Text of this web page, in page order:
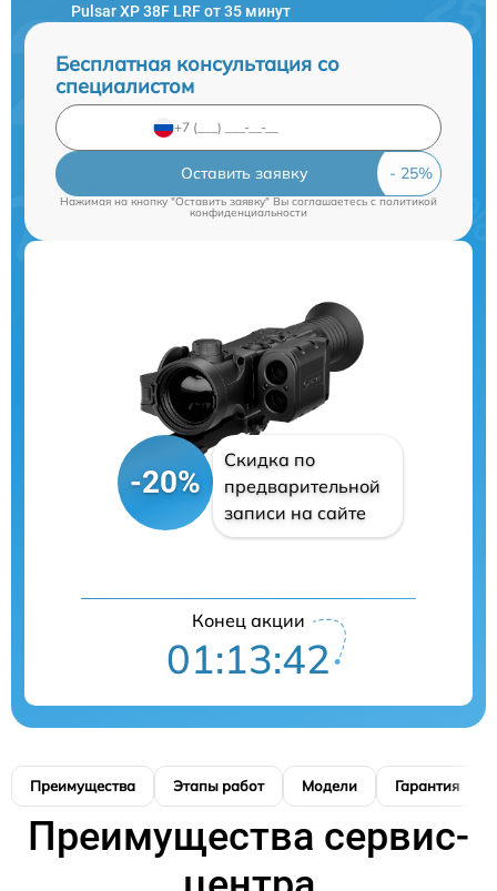
Pulsar XP 38F LRF от 35 минут
Бесплатная консультация со
специалистом
Оставить заявку
Нажимая на кнопку "Оставить заявку" Вы соглашаетесь cполитикой
конфиденциальности
-20%
Скидка по
предварительной
записи на сайте
Конец акции
01:13:41
Преимущества Этапы работ Модели Гарантия
Преимущества сервис-